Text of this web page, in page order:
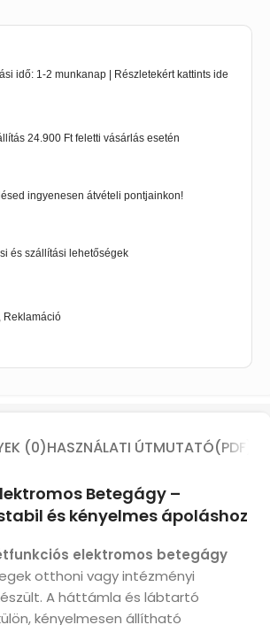
idő: 1-2 munkanap | Részletekért kattints ide
24.900 Ft feletti vásárlás esetén
ingyenesen átvételi pontjainkon!
és szállítási lehetőségek
Reklamáció
(0)HASZNÁLATI ÚTMUTATÓ(PDF)
Betegágy –
és kényelmes ápoláshoz
elektromos betegágy
otthoni vagy intézményi
A háttámla és lábtartó
kényelmesen állítható